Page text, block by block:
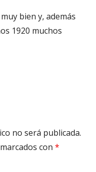
bien y, además
1920 muchos
no será publicada.
con *